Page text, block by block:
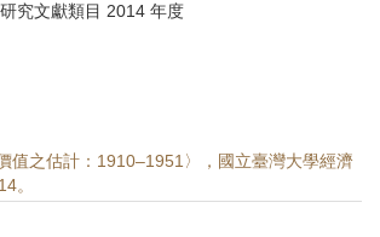
究文獻類目 2014 年度
值之估計：1910–1951〉，國立臺灣大學經濟
。